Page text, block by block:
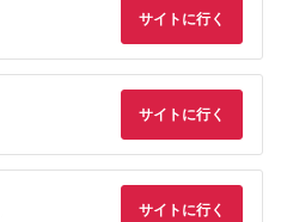
サイトに行く
サイトに行く
サイトに行く